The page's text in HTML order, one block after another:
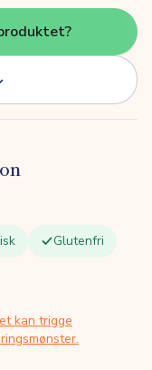
Glutenfri
kan trigge